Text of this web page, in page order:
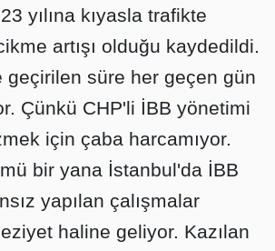
yılına kıyasla trafikte
artışı olduğu kaydedildi.
geçirilen süre her geçen gün
Çünkü CHP'li İBB yönetimi
için çaba harcamıyor.
bir yana İstanbul'da İBB
yapılan çalışmalar
haline geliyor. Kazılan